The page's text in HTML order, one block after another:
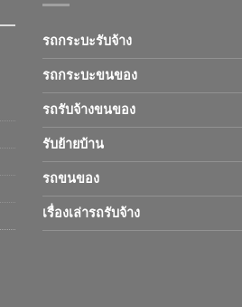
รถกระบะรับจ้าง
รถกระบะขนของ
รถรับจ้างขนของ
รับย้ายบ้าน
รถขนของ
เรื่องเล่ารถรับจ้าง